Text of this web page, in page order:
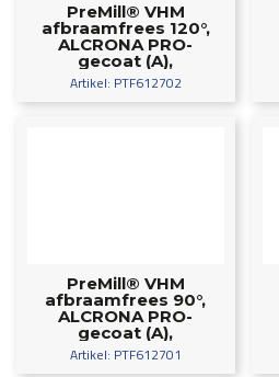
PreMill® VHM
afbraamfrees 120°,
ALCRONA PRO-
gecoat (A),
ALDURA-gecoat
(AD) of ongecoat
Artikel: PTF612702
PreMill® VHM
afbraamfrees 90°,
ALCRONA PRO-
gecoat (A),
ALDURA-gecoat
(AD) of ongecoat
Artikel: PTF612701